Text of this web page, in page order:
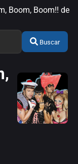
Boom, Boom!! de
Buscar